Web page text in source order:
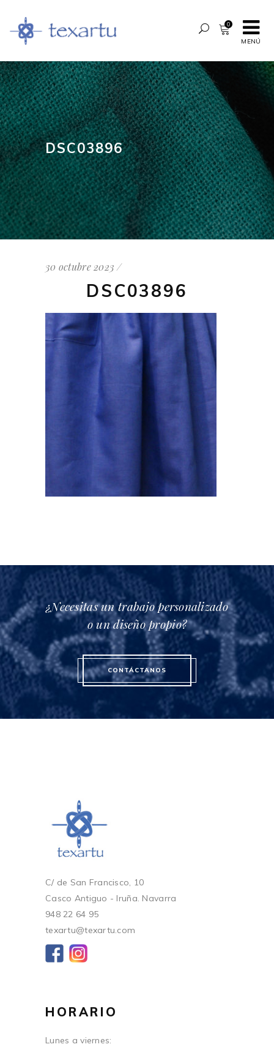
MENÚ
0
DSC03896
30 octubre 2023
DSC03896
¿Necesitas un trabajo personalizado
o un diseño propio?
CONTÁCTANOS
C/ de San Francisco, 10
Casco Antiguo - Iruña. Navarra
948 22 64 95
texartu@texartu.com
HORARIO
Lunes a viernes: